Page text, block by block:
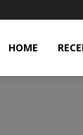
HOME